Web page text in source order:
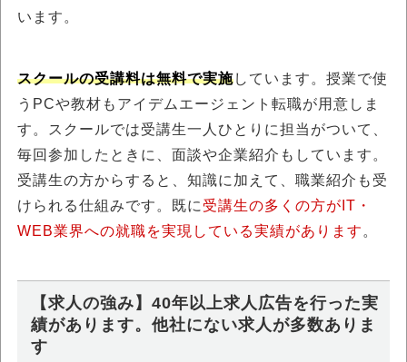
います。
スクールの受講料は無料で実施しています。授業で使
うPCや教材もアイデムエージェント転職が用意しま
す。スクールでは受講生一人ひとりに担当がついて、
毎回参加したときに、面談や企業紹介もしています。
受講生の方からすると、知識に加えて、職業紹介も受
けられる仕組みです。既に 受講生の多くの方がIT・
WEB業界への就職を実現している実績があります 。
【求人の強み】40年以上求人広告を行った実
績があります。他社にない求人が多数ありま
す